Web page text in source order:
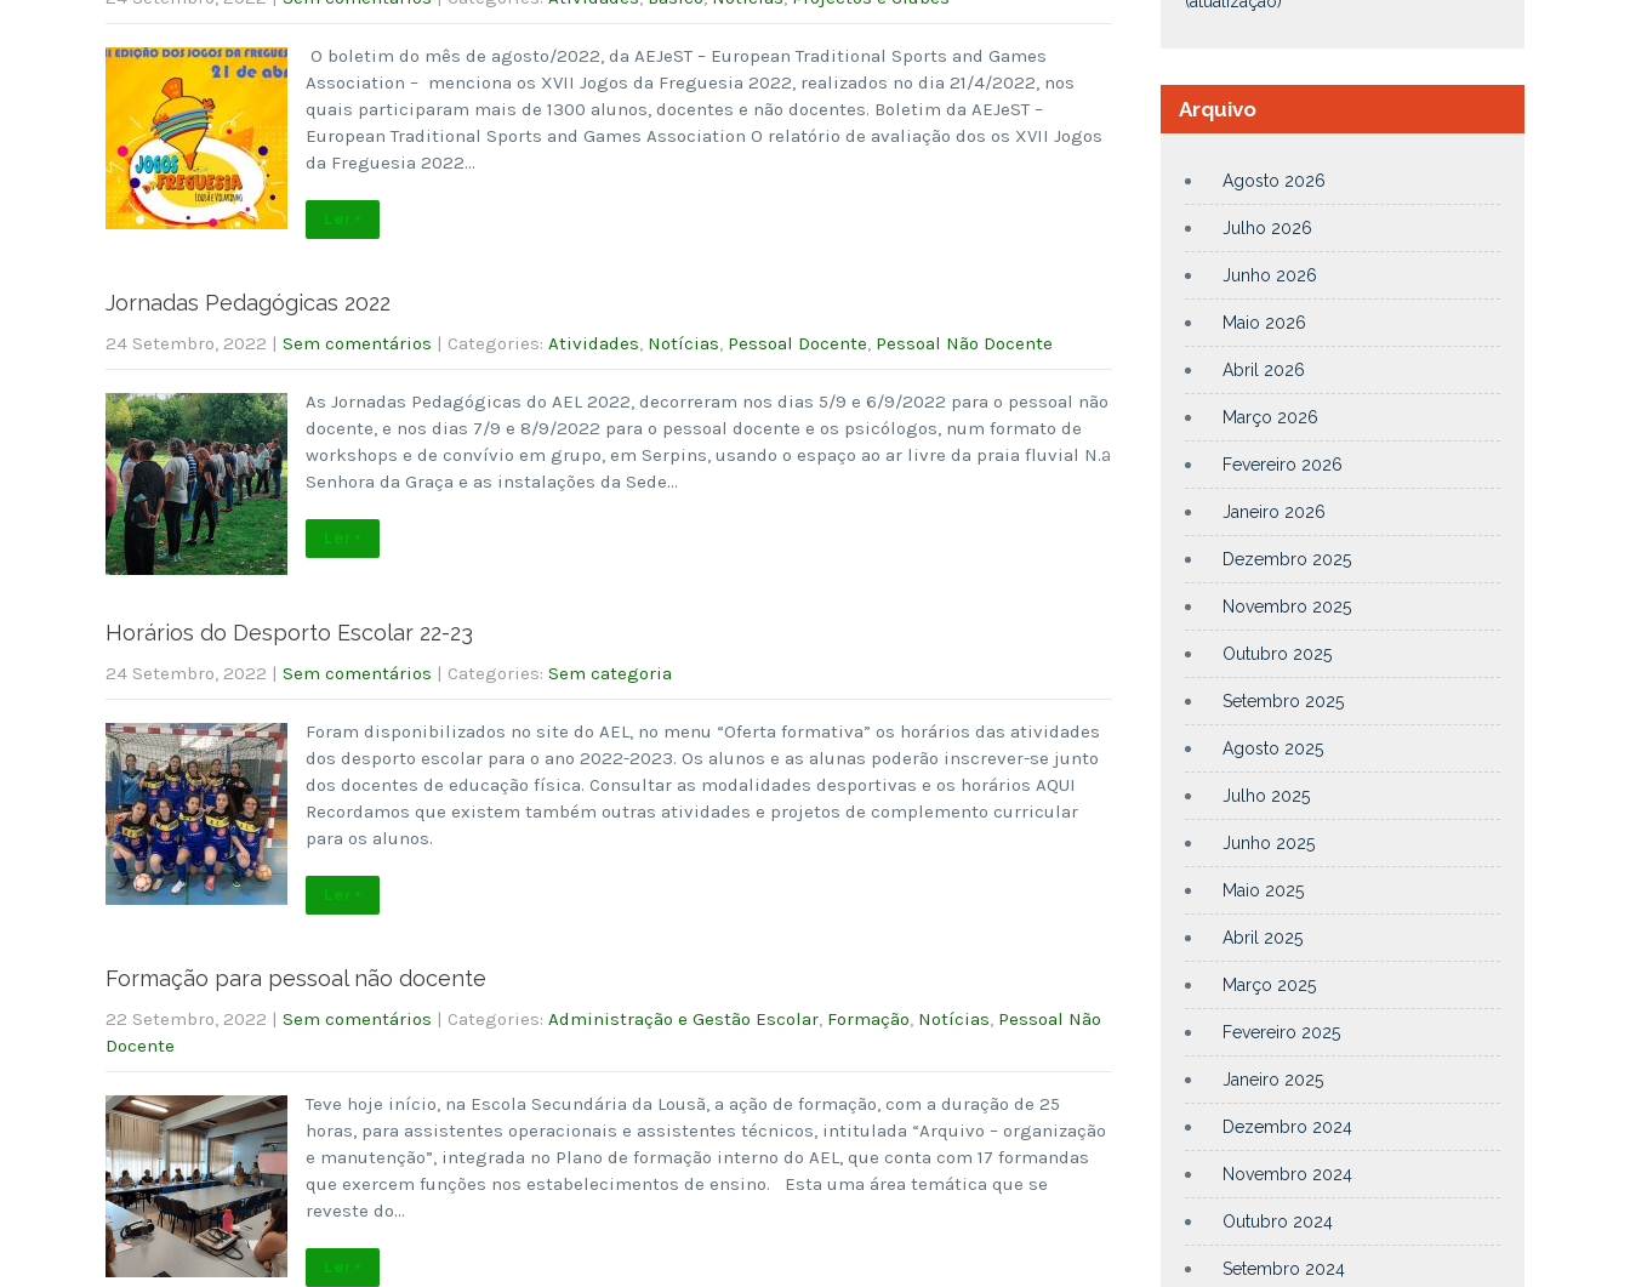
O boletim do mês de agosto/2022, da AEJeST – European Traditional Sports and Games
Association – menciona os XVII Jogos da Freguesia 2022, realizados no dia 21/4/2022, nos
quais participaram mais de 1300 alunos, docentes e não docentes. Boletim da AEJeST –
European Traditional Sports and Games Association O relatório de avaliação dos os XVII Jogos
da Freguesia 2022…
Ler +
Jornadas Pedagógicas 2022
24 Setembro, 2022 | Sem comentários | Categories: Atividades, Notícias, Pessoal Docente, Pessoal Não Docente
As Jornadas Pedagógicas do AEL 2022, decorreram nos dias 5/9 e 6/9/2022 para o pessoal não
docente, e nos dias 7/9 e 8/9/2022 para o pessoal docente e os psicólogos, num formato de
workshops e de convívio em grupo, em Serpins, usando o espaço ao ar livre da praia fluvial N.ª
Senhora da Graça e as instalações da Sede…
Ler +
Horários do Desporto Escolar 22-23
24 Setembro, 2022 | Sem comentários | Categories: Sem categoria
Foram disponibilizados no site do AEL, no menu “Oferta formativa” os horários das atividades
dos desporto escolar para o ano 2022-2023. Os alunos e as alunas poderão inscrever-se junto
dos docentes de educação física. Consultar as modalidades desportivas e os horários AQUI
Recordamos que existem também outras atividades e projetos de complemento curricular
para os alunos.
Ler +
Formação para pessoal não docente
22 Setembro, 2022 | Sem comentários | Categories: Administração e Gestão Escolar, Formação, Notícias, Pessoal Não
Docente
Teve hoje início, na Escola Secundária da Lousã, a ação de formação, com a duração de 25
horas, para assistentes operacionais e assistentes técnicos, intitulada “Arquivo – organização
e manutenção”, integrada no Plano de formação interno do AEL, que conta com 17 formandas
que exercem funções nos estabelecimentos de ensino. Esta uma área temática que se
reveste do…
Ler +
Arquivo
Agosto 2026
Julho 2026
Junho 2026
Maio 2026
Abril 2026
Março 2026
Fevereiro 2026
Janeiro 2026
Dezembro 2025
Novembro 2025
Outubro 2025
Setembro 2025
Agosto 2025
Julho 2025
Junho 2025
Maio 2025
Abril 2025
Março 2025
Fevereiro 2025
Janeiro 2025
Dezembro 2024
Novembro 2024
Outubro 2024
Setembro 2024